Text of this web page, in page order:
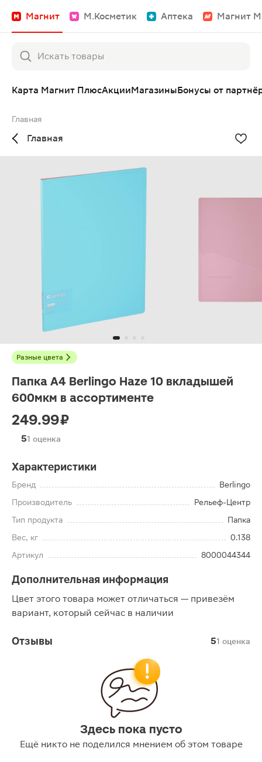
Магнит М.Косметик Аптека Магнит
Карта Магнит ПлюсАкцииМагазиныБонусы от
Главная
Главная
Разные цвета
Папка А4 Berlingo Haze 10 вкладышей
600мкм в ассортименте
249.99 ₽
51 оценка
Характеристики
Бренд
Berlingo
Производитель
Рельеф-Центр
Тип продукта
Папка
Вес, кг
0.138
Артикул
8000044344
Дополнительная информация
Цвет этого товара может отличаться — привезём
вариант, который сейчас в наличии
Отзывы 51 оценка
Здесь пока пусто
Ещё никто не поделился мнением об этом товаре